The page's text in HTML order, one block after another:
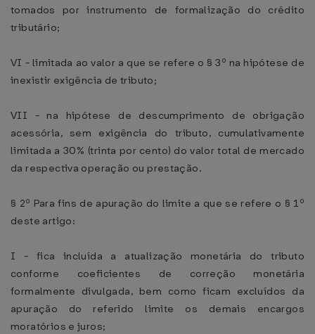
tomados por instrumento de formalização do crédito
tributário;
VI - limitada ao valor a que se refere o § 3º na hipótese de
inexistir exigência de tributo;
VII - na hipótese de descumprimento de obrigação
acessória, sem exigência do tributo, cumulativamente
limitada a 30% (trinta por cento) do valor total de mercado
da respectiva operação ou prestação.
§ 2º Para fins de apuração do limite a que se refere o § 1º
deste artigo:
I - fica incluída a atualização monetária do tributo
conforme coeficientes de correção monetária
formalmente divulgada, bem como ficam excluídos da
apuração do referido limite os demais encargos
moratórios e juros;